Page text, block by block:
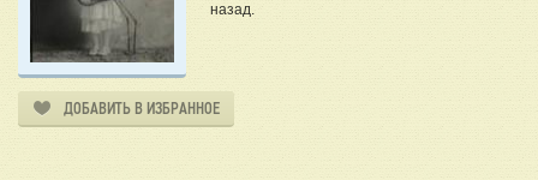
назад.
ДОБАВИТЬ В ИЗБРАННОЕ